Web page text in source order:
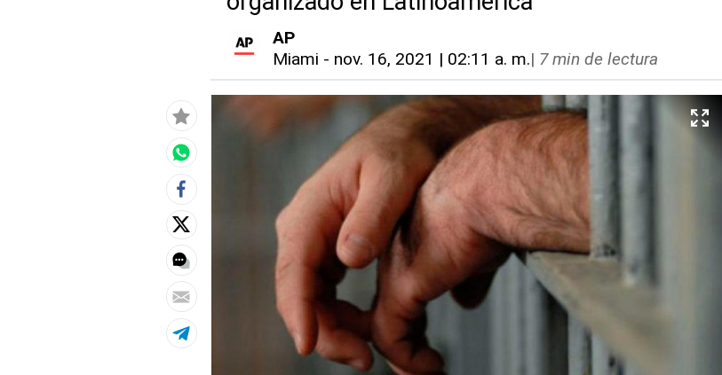
AP
Miami - nov. 16, 2021 | 02:11 a. m.| 7 min de lectura